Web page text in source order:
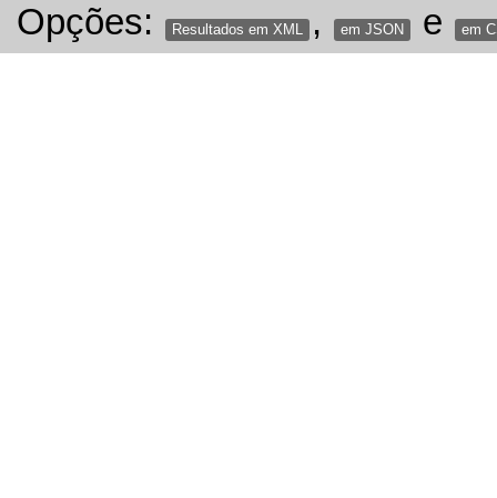
Opções: Resultados em XML , em JSON e em